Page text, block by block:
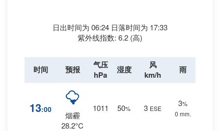
日出时间为 06:24 日落时间为 17:33
紫外线指数: 6.2 (高)
时间 预报
气压
hPa
湿度
风
km/h
雨
13:00
烟霾
28.2°C
1011 50% 3 ESE
3%
0 mm.